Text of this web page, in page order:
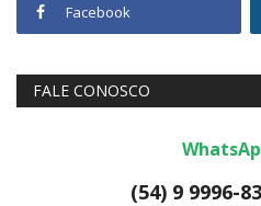
Facebook
FALE CONOSCO
(54) 9 9996-